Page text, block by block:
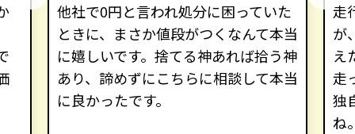
他社で0円と言われ処分に困っていた
ときに、まさか値段がつくなんて本当
に嬉しいです。捨てる神あれば拾う神
あり、諦めずにこちらに相談して本当
に良かったです。
走
が
え
走
独
ね